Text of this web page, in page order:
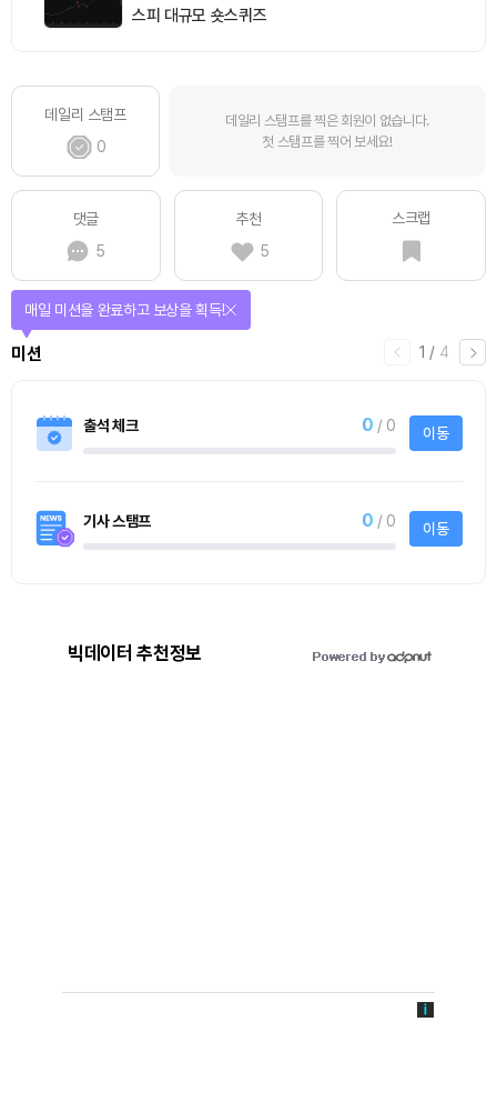
스피 대규모 숏스퀴즈
데일리 스탬프
0
데일리 스탬프를 찍은 회원이 없습니다.
첫 스탬프를 찍어 보세요!
댓글
5
추천
5
스크랩
1 / 4
미션
매일 미션을 완료하고 보상을 획득!
출석 체크 0 / 0 이동
기사 스탬프 0 / 0 이동
빅데이터 추천정보